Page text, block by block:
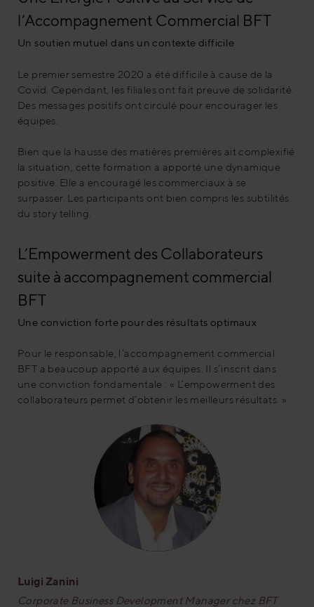
l’Accompagnement Commercial BFT
Un soutien mutuel dans un contexte difficile
Le premier semestre 2020 a été difficile à cause de la
Covid. Cependant, les filiales ont fait preuve de solidarité.
Des messages positifs ont circulé pour encourager les
équipes.
Bien que la hausse des matières premières ait complexifié
la situation, cette formation a apporté une dynamique
positive. Elle a encouragé les commerciaux à se
surpasser. Les participants ont bien compris les subtilités
du story telling.
L’Empowerment des Collaborateurs
suite à accompagnement commercial
BFT
Une conviction forte pour des résultats optimaux
Pour le responsable, l’accompagnement commercial
BFT a beaucoup apporté aux équipes. Il s’inscrit dans
une conviction fondamentale : « L’empowerment des
collaborateurs permet d’obtenir les meilleurs résultats. »
Luigi Zanini
Corporate Business Development Manager chez BFT